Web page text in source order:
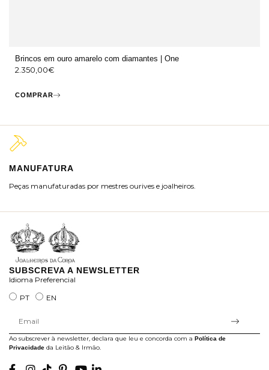
Brincos em ouro amarelo com diamantes | One
2.350,00€
COMPRAR
MANUFATURA
Peças manufaturadas por mestres ourives e joalheiros.
SUBSCREVA A NEWSLETTER
Idioma Preferencial
PT
EN
Ao subscrever à newsletter, declara que leu e concorda com a Política de
Privacidade da Leitão & Irmão.